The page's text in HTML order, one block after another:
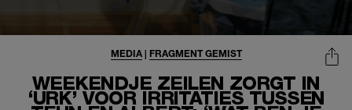
WEEKENDJE ZEILEN ZORGT IN
‘URK’ VOOR IRRITATIES TUSSEN
MEDIA| FRAGMENT GEMIST